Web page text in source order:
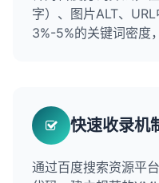
字）、图片ALT、
3%-5%的关键词密度
快速收录机
通过百度搜索资源平